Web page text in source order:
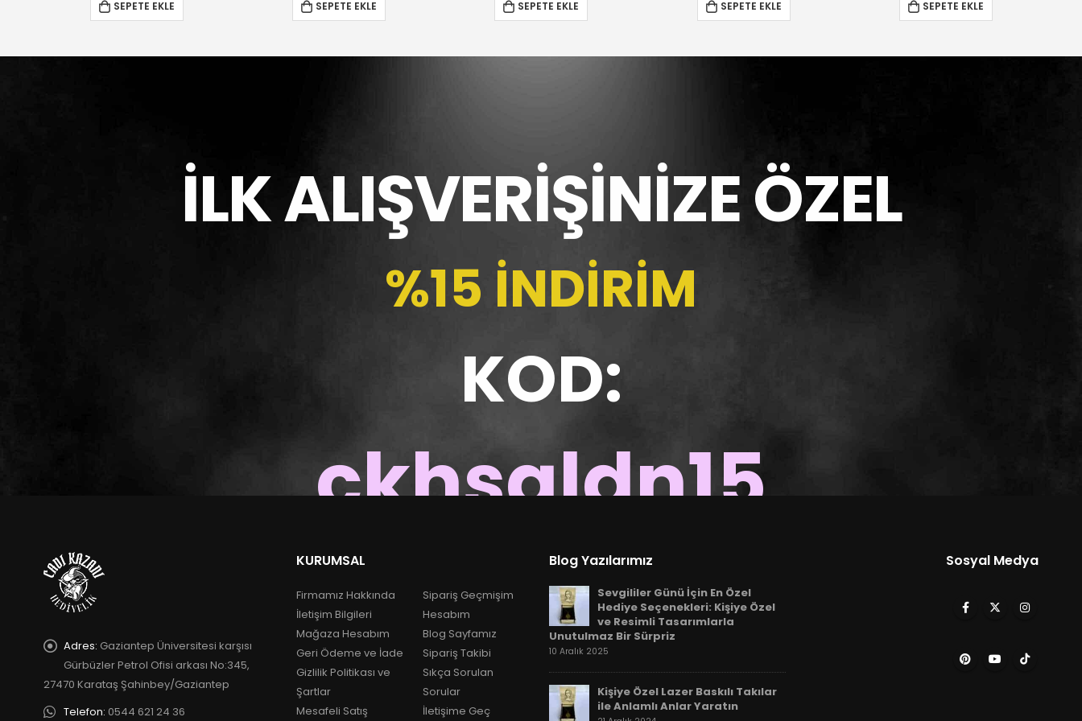
İLK ALIŞVERİŞİNİZE ÖZEL
%15 İNDİRİM
KOD:
ckhsgldn15
300 TL VE ÜZERİ ALIŞVERİŞLERDE GEÇERLİDİR
Adres: Gaziantep Üniversitesi karşısı
Gürbüzler Petrol Ofisi arkası No:345,
27470 Karataş Şahinbey/Gaziantep
Telefon: 0544 621 24 36
KURUMSAL
Firmamız Hakkında
İletişim Bilgileri
Mağaza Hesabım
Geri Ödeme ve İade
Gizlilik Politikası ve
Şartlar
Mesafeli Satış
Sipariş Geçmişim
Hesabım
Blog Sayfamız
Sipariş Takibi
Sıkça Sorulan
Sorular
İletişime Geç
Blog Yazılarımız
Sevgililer Günü İçin En Özel
Hediye Seçenekleri: Kişiye Özel
ve Resimli Tasarımlarla
Unutulmaz Bir Sürpriz
10 Aralık 2025
Kişiye Özel Lazer Baskılı Takılar
ile Anlamlı Anlar Yaratın
Sosyal Medya